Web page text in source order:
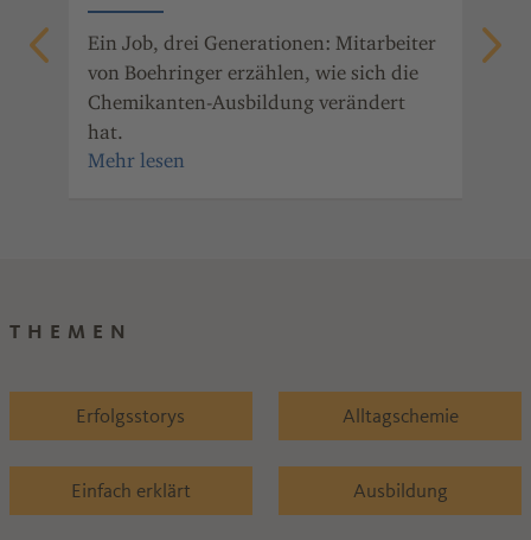
Ein Job, drei Generationen: Mitarbeiter
von Boehringer erzählen, wie sich die
Chemikanten-Ausbildung verändert
hat.
THEMEN
Erfolgsstorys Alltagschemie
Einfach erklärt Ausbildung